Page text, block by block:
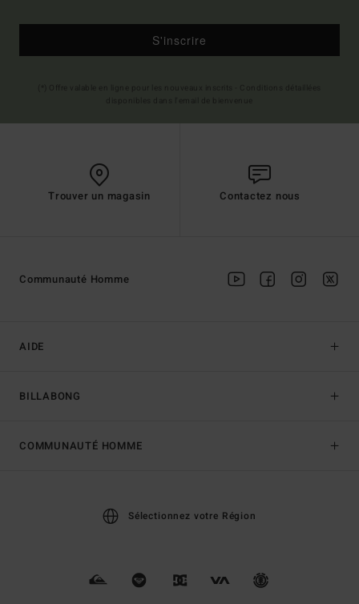
S'inscrire
Trouver un magasin Contactez nous
AIDE
BILLABONG
Communauté Homme
COMMUNAUTÉ HOMME
Sélectionnez votre Région